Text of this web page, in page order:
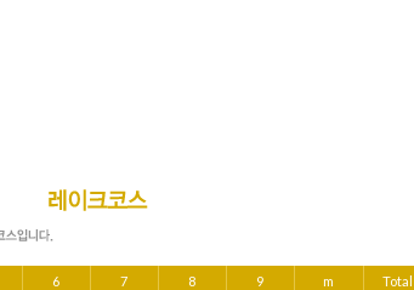
6 7 8 9 m
Total